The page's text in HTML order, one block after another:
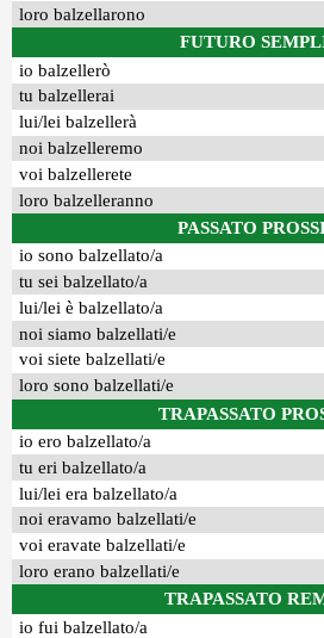
loro balzellarono
FUTURO
io balzellerò
tu balzellerai
lui/lei balzellerà
noi balzelleremo
voi balzellerete
loro balzelleranno
PASSATO
io sono balzellato/a
tu sei balzellato/a
lui/lei è balzellato/a
noi siamo balzellati/e
voi siete balzellati/e
loro sono balzellati/e
TRAPASSATO
io ero balzellato/a
tu eri balzellato/a
lui/lei era balzellato/a
noi eravamo balzellati/e
voi eravate balzellati/e
loro erano balzellati/e
TRAPASSATO
io fui balzellato/a